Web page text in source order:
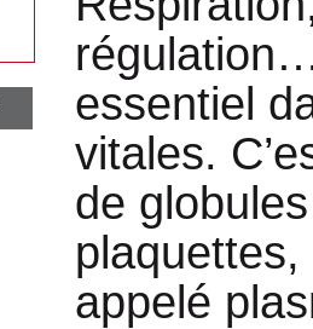
essentiel
vitales.
de
appelé